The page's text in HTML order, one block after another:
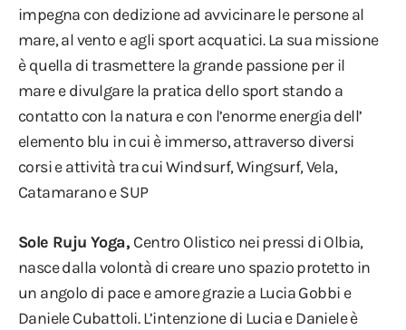
impegna con dedizione ad avvicinare le persone al
mare, al vento e agli sport acquatici. La sua missione
è quella di trasmettere la grande passione per il
mare e divulgare la pratica dello sport stando a
contatto con la natura e con l’enorme energia dell’
elemento blu in cui è immerso, attraverso diversi
corsi e attività tra cui Windsurf, Wingsurf, Vela,
Catamarano e SUP
Sole Ruju Yoga, Centro Olistico nei pressi di Olbia,
nasce dalla volontà di creare uno spazio protetto in
un angolo di pace e amore grazie a Lucia Gobbi e
Daniele Cubattoli. L’intenzione di Lucia e Daniele è